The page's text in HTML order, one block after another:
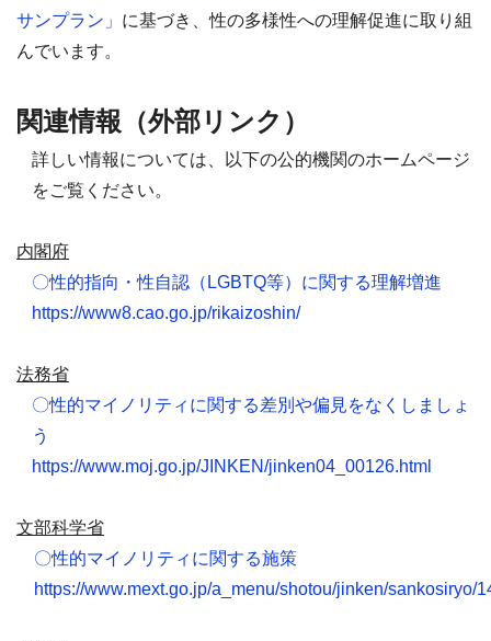
サンプラン」 に基づき、性の多様性への理解促進に取り組
んでいます。
関連情報（外部リンク）
詳しい情報については、以下の公的機関のホームページ
をご覧ください。
内閣府
〇性的指向・性自認（ LGBTQ等）に関する理解増進
https://www8.cao.go.jp/rikaizoshin/
法務省
〇性的マイノリティに関する差別や偏見をなくしましょ
う
https://www.moj.go.jp/JINKEN/jinken04_00126.html
文部科学省
〇性的マイノリティに関する施策
https://www.mext.go.jp/a_menu/shotou/jinken/sankosiryo/